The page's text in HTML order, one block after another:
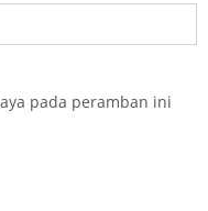
pada peramban ini